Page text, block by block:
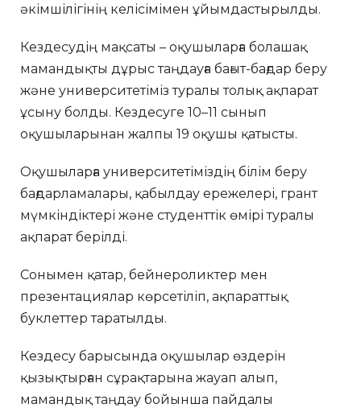
әкімшілігінің келісімімен ұйымдастырылды.
Кездесудің мақсаты – оқушыларға болашақ
мамандықты дұрыс таңдауға бағыт-бағдар беру
және университетіміз туралы толық ақпарат
ұсыну болды. Кездесуге 10–11 сынып
оқушыларынан жалпы 19 оқушы қатысты.
Оқушыларға университетіміздің білім беру
бағдарламалары, қабылдау ережелері, грант
мүмкіндіктері және студенттік өмірі туралы
ақпарат берілді.
Сонымен қатар, бейнероликтер мен
презентациялар көрсетіліп, ақпараттық
буклеттер таратылды.
Кездесу барысында оқушылар өздерін
қызықтырған сұрақтарына жауап алып,
мамандық таңдау бойынша пайдалы